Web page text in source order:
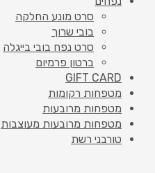
סרט מונע החלקה
בובי שרוך
סרט נפח בובי בייגלה
ברטון פרמיום
GIFT CARD
מטפחות רקומות
מטפחות מרובעות
מטפחות מרובעות מעוצבות
טורבני רשת